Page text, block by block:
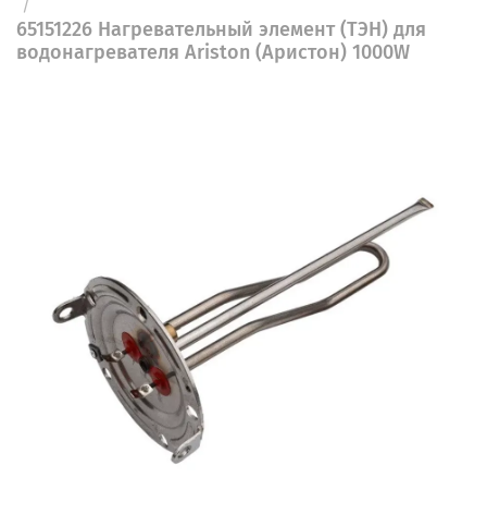
65151226 Нагревательный элемент (ТЭН) для
водонагревателя Ariston (Аристон) 1000W